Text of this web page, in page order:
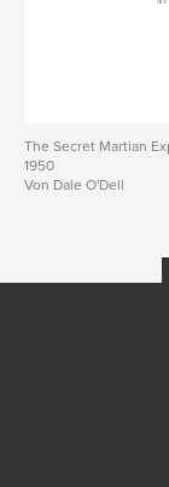
The Secret Martian
1950
Von Dale O'Dell